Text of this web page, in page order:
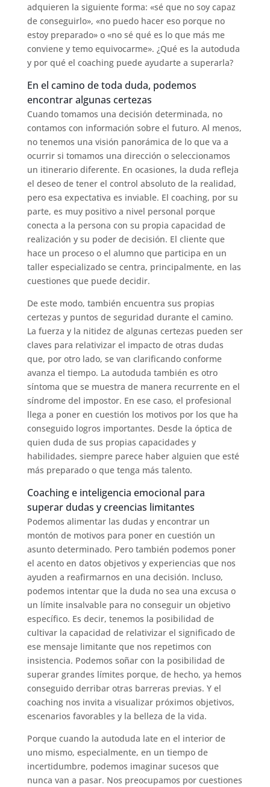
adquieren la siguiente forma: «sé que no soy capaz
de conseguirlo», «no puedo hacer eso porque no
estoy preparado» o «no sé qué es lo que más me
conviene y temo equivocarme». ¿Qué es la autoduda
y por qué el coaching puede ayudarte a superarla?
En el camino de toda duda, podemos
encontrar algunas certezas
Cuando tomamos una decisión determinada, no
contamos con información sobre el futuro. Al menos,
no tenemos una visión panorámica de lo que va a
ocurrir si tomamos una dirección o seleccionamos
un itinerario diferente. En ocasiones, la duda refleja
el deseo de tener el control absoluto de la realidad,
pero esa expectativa es inviable. El coaching, por su
parte, es muy positivo a nivel personal porque
conecta a la persona con su propia capacidad de
realización y su poder de decisión. El cliente que
hace un proceso o el alumno que participa en un
taller especializado se centra, principalmente, en las
cuestiones que puede decidir.
De este modo, también encuentra sus propias
certezas y puntos de seguridad durante el camino.
La fuerza y la nitidez de algunas certezas pueden ser
claves para relativizar el impacto de otras dudas
que, por otro lado, se van clarificando conforme
avanza el tiempo. La autoduda también es otro
síntoma que se muestra de manera recurrente en el
síndrome del impostor. En ese caso, el profesional
llega a poner en cuestión los motivos por los que ha
conseguido logros importantes. Desde la óptica de
quien duda de sus propias capacidades y
habilidades, siempre parece haber alguien que esté
más preparado o que tenga más talento.
Coaching e inteligencia emocional para
superar dudas y creencias limitantes
Podemos alimentar las dudas y encontrar un
montón de motivos para poner en cuestión un
asunto determinado. Pero también podemos poner
el acento en datos objetivos y experiencias que nos
ayuden a reafirmarnos en una decisión. Incluso,
podemos intentar que la duda no sea una excusa o
un límite insalvable para no conseguir un objetivo
específico. Es decir, tenemos la posibilidad de
cultivar la capacidad de relativizar el significado de
ese mensaje limitante que nos repetimos con
insistencia. Podemos soñar con la posibilidad de
superar grandes límites porque, de hecho, ya hemos
conseguido derribar otras barreras previas. Y el
coaching nos invita a visualizar próximos objetivos,
escenarios favorables y la belleza de la vida.
Porque cuando la autoduda late en el interior de
uno mismo, especialmente, en un tiempo de
incertidumbre, podemos imaginar sucesos que
nunca van a pasar. Nos preocupamos por cuestiones